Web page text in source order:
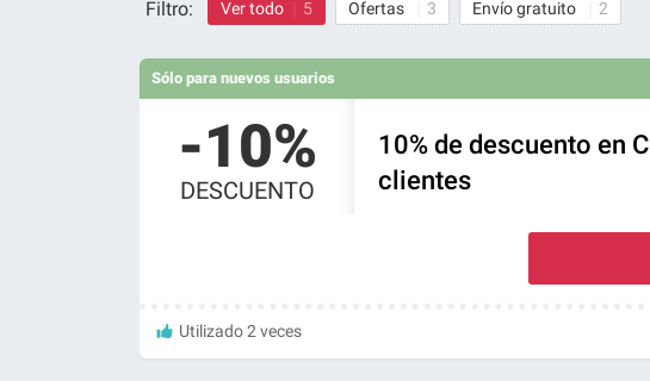
Filtro: Ver todo 5 Ofertas 3 Envío gratuito 2
Sólo para nuevos usuarios
-10%
DESCUENTO
10% de descuento en
clientes
Utilizado 2 veces